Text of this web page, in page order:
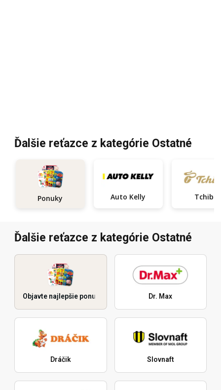
Ďalšie reťazce z kategórie Ostatné
Ponuky Auto Kelly Tchibo
Ďalšie reťazce z kategórie Ostatné
Objavte najlepšie ponuky Dr. Max
Dráčik Slovnaft